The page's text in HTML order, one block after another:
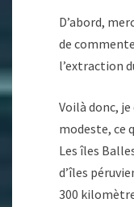
D’abord,
de
l’extraction
Voilà donc,
modeste, ce
Les îles
d’îles
300